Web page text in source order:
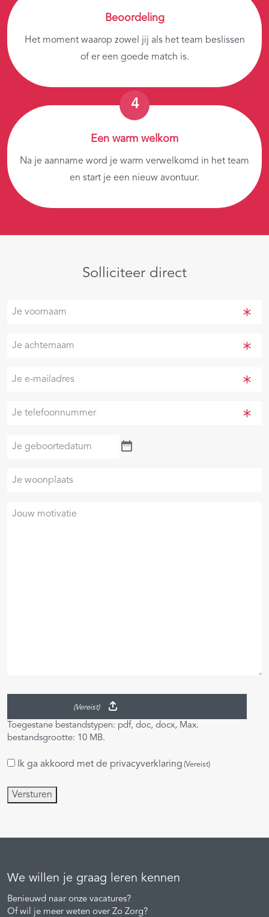
Beoordeling
Het moment waarop zowel jij als het team beslissen
of er een goede match is.
Een warm welkom
Na je aanname word je warm verwelkomd in het team
en start je een nieuw avontuur.
Solliciteer direct
Je
Je
Je
(Vereist)
Je
Je
geboortedatum
Je
woonplaats
Je
(Vereist)
Toegestane bestandstypen: pdf, doc, docx, Max.
bestandsgrootte: 10 MB.
Instemming
Ik ga akkoord met de privacyverklaring (Vereist)
Versturen
We willen je graag leren kennen
Benieuwd naar onze vacatures?
Of wil je meer weten over Zo Zorg?